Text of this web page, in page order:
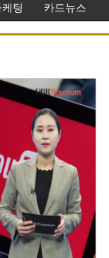
케팅 카드뉴스